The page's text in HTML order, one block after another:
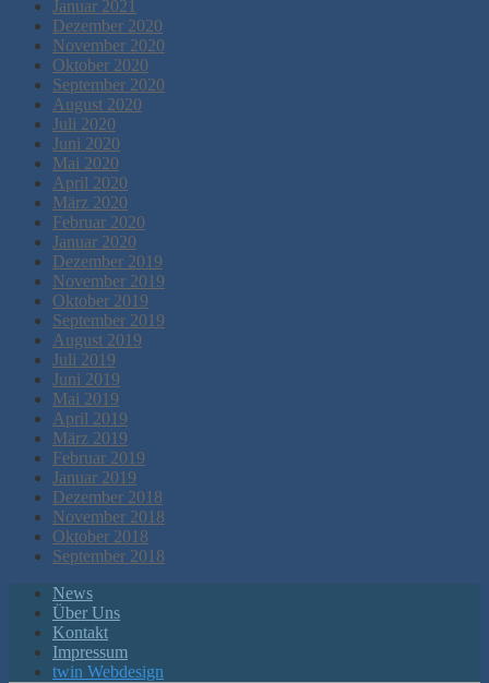
Januar 2021
Dezember 2020
November 2020
Oktober 2020
September 2020
August 2020
Juli 2020
Juni 2020
Mai 2020
April 2020
März 2020
Februar 2020
Januar 2020
Dezember 2019
November 2019
Oktober 2019
September 2019
August 2019
Juli 2019
Juni 2019
Mai 2019
April 2019
März 2019
Februar 2019
Januar 2019
Dezember 2018
November 2018
Oktober 2018
September 2018
News
Über Uns
Kontakt
Impressum
twin Webdesign